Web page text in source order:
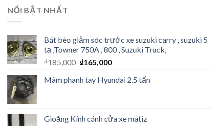
NỔI BẬT NHẤT
Bát bèo giảm sóc trước xe suzuki carry , suzuki 5
tạ ,Towner 750A , 800 , Suzuki Truck,
₫185,000 ₫165,000
Mâm phanh tay Hyundai 2.5 tấn
Gioăng Kính cánh cửa xe matiz